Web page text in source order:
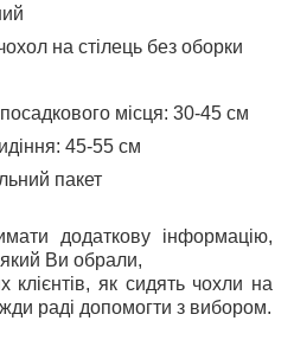
на стілець без оборки
місця: 30-45 см
45-55 см
пакет
додаткову інформацію,
Ви обрали,
як сидять чохли на
раді допомогти з вибором.